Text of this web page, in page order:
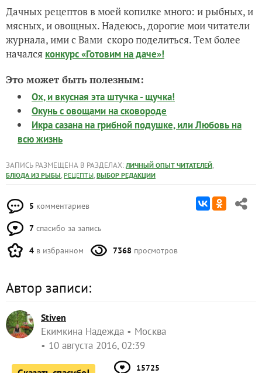
Дачных рецептов в моей копилке много: и рыбных, и
мясных, и овощных. Надеюсь, дорогие мои читатели
журнала, ими с Вами скоро поделиться. Тем более
начался конкурс «Готовим на даче»!
Это может быть полезным:
Ох, и вкусная эта штучка - щучка!
Окунь с овощами на сковороде
Икра сазана на грибной подушке, или Любовь на
всю жизнь
ЗАПИСЬ РАЗМЕЩЕНА В РАЗДЕЛАХ: ЛИЧНЫЙ ОПЫТ ЧИТАТЕЛЕЙ,
БЛЮДА ИЗ РЫБЫ, РЕЦЕПТЫ, ВЫБОР РЕДАКЦИИ
5 комментариев
7 спасибо за запись
4 в избранном 7368 просмотров
Автор записи:
Stiven
Екимкина Надежда
Москва
10 августа 2016, 02:39
15725